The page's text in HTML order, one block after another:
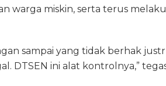
warga miskin, serta terus
sampai yang tidak berhak
DTSEN ini alat kontrolnya,”